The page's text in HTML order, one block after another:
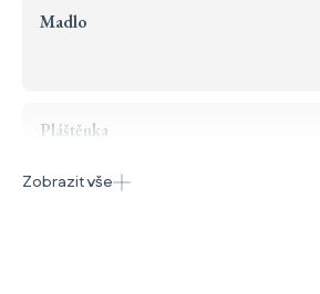
Madlo
Pláštěnka
Zobrazit vše